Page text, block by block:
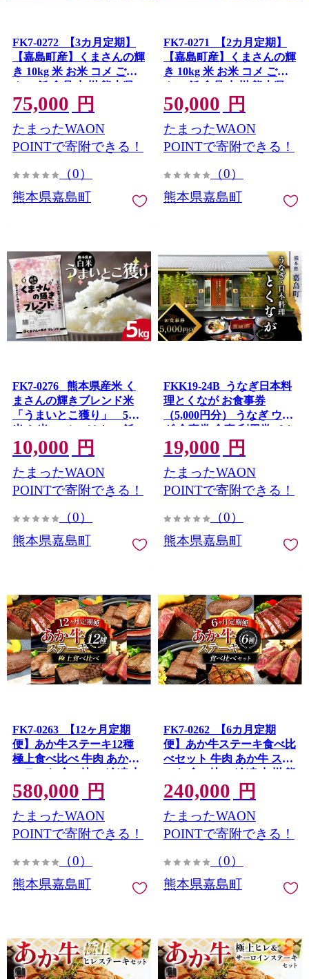
FK7-0272_【3カ月定期】
【嘉島町産】くまさんの輝
き 10kg 米 お米 コメ ごは
ん ご飯 食品 九州 熊本県
熊本 嘉島
75,000 円
たまったWAON
POINTで寄附できる！
（0）
熊本県嘉島町
FK7-0271_【2カ月定期】
【嘉島町産】くまさんの輝
き 10kg 米 お米 コメ ごは
ん ご飯 食品 九州 熊本県
熊本 嘉島
50,000 円
たまったWAON
POINTで寄附できる！
（0）
熊本県嘉島町
FK7-0276_ 熊本県産米 く
まさんの輝きブレンド米
「うまいとこ獲り」 5kg
米 お米 コメ ごはん ご飯
食品 九州 熊本県 熊本 嘉島
町
10,000 円
たまったWAON
POINTで寄附できる！
（0）
熊本県嘉島町
FKK19-24B_うなぎ日本料
理とくなが お食事券
（5,000円分） うなぎ ウナ
ギ 食事券 食事 利用券 チケ
ット
19,000 円
たまったWAON
POINTで寄附できる！
（0）
熊本県嘉島町
FK7-0263_【12ヶ月定期
便】あか牛ステーキ12種
極上食べ比べ 牛肉 あか牛
ステーキ 食べ比べ 冷凍 九
州 熊本県 熊本 嘉島 定期便
580,000 円
たまったWAON
POINTで寄附できる！
（0）
熊本県嘉島町
FK7-0262_【6カ月定期
便】あか牛ステーキ食べ比
べセット 牛肉 あか牛 ステ
ーキ 食べ比べ 冷凍 九州 熊
本県 熊本 嘉島 定期便
240,000 円
たまったWAON
POINTで寄附できる！
（0）
熊本県嘉島町